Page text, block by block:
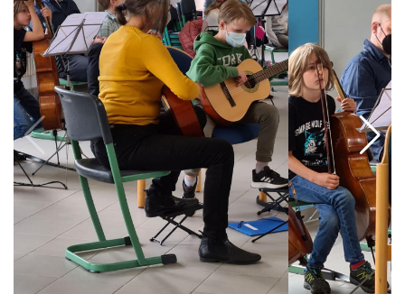
Aktuelles